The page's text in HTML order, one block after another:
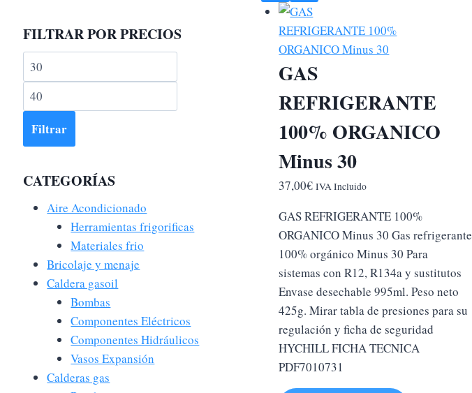
GAS
REFRIGERANTE
100% ORGANICO
Minus 30
37,00€ IVA Incluido
GAS REFRIGERANTE 100%
ORGANICO Minus 30 Gas refrigerante
100% orgánico Minus 30 Para
sistemas con R12, R134a y sustitutos
Envase desechable 995ml. Peso neto
425g. Mirar tabla de presiones para su
regulación y ficha de seguridad
HYCHILL FICHA TECNICA
PDF7010731
FILTRAR POR PRECIOS
Precio
mínimo
máximo
Filtrar
CATEGORÍAS
Aire Acondicionado
Herramientas frigorificas
Materiales frio
Bricolaje y menaje
Caldera gasoil
Bombas
Componentes Eléctricos
Componentes Hidráulicos
Vasos Expansión
Calderas gas